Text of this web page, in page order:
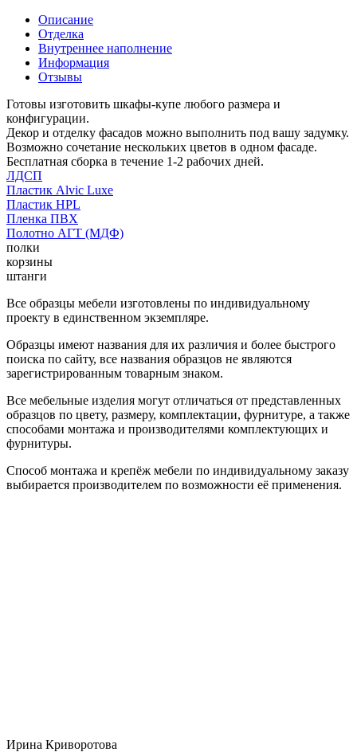
Описание
Отделка
Внутреннее наполнение
Информация
Отзывы
Готовы изготовить шкафы-купе любого размера и
конфигурации.
Декор и отделку фасадов можно выполнить под вашу задумку.
Возможно сочетание нескольких цветов в одном фасаде.
Бесплатная сборка в течение 1-2 рабочих дней.
ЛДСП
Пластик Alvic Luxe
Пластик HPL
Пленка ПВХ
Полотно АГТ (МДФ)
полки
корзины
штанги
Все образцы мебели изготовлены по индивидуальному
проекту в единственном экземпляре.
Образцы имеют названия для их различия и более быстрого
поиска по сайту, все названия образцов не являются
зарегистрированным товарным знаком.
Все мебельные изделия могут отличаться от представленных
образцов по цвету, размеру, комплектации, фурнитуре, а также
способами монтажа и производителями комплектующих и
фурнитуры.
Способ монтажа и крепёж мебели по индивидуальному заказу
выбирается производителем по возможности её применения.
Ирина Криворотова